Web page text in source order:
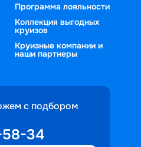
Программа лояльности
Коллекция выгодных
круизов
Круизные компании и
наши партнеры
с подбором
58-34